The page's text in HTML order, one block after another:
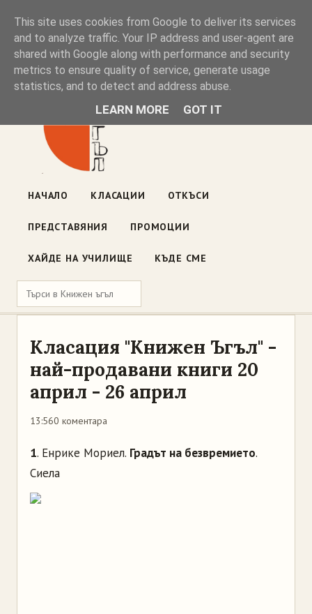
Книжен ъгъл
Блог на книжарницата — класации, откъси, нови книги
ул. „Оборище" 117, София· пон–пет 10:00–19:00 ·
НАЧАЛО КЛАСАЦИИ ОТКЪСИ
ПРЕДСТАВЯНИЯ ПРОМОЦИИ
ХАЙДЕ НА УЧИЛИЩЕ КЪДЕ СМЕ
Класация "Книжен Ъгъл" -
най-продавани книги 20
април - 26 април
13:560 коментара
1. Енрике Мориел. Градът на безвремието.
Сиела
This site uses cookies from Google to deliver its services
and to analyze traffic. Your IP address and user-agent are
shared with Google along with performance and security
metrics to ensure quality of service, generate usage
statistics, and to detect and address abuse.
LEARN MORE GOT IT